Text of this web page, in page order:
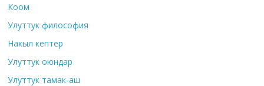
Коом
Улуттук философия
Накыл кептер
Улуттук оюндар
Улуттук тамак-аш